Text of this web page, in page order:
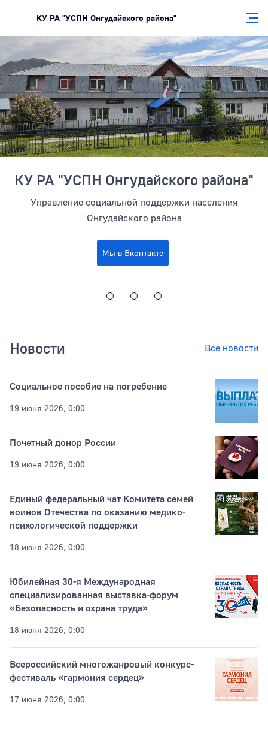
КУ РА "УСПН Онгудайского района"
Боковая панель
КУ РА "УСПН Онгудайского района"
Управление социальной поддержки населения
Онгудайского района
Мы в Вконтакте
Новости Все новости
Социальное пособие на погребение
19 июня 2026, 0:00
Почетный донор России
19 июня 2026, 0:00
Единый федеральный чат Комитета семей
воинов Отечества по оказанию медико-
психологической поддержки
18 июня 2026, 0:00
Юбилейная 30-я Международная
специализированная выставка-форум
«Безопасность и охрана труда»
18 июня 2026, 0:00
Всероссийский многожанровый конкурс-
фестиваль «гармония сердец»
17 июня 2026, 0:00